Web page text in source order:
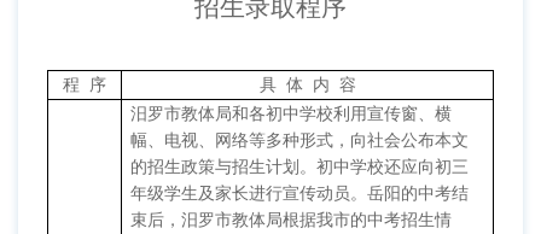
招生录取程序
程 序 具 体 内 容
汨罗市教体局和各初中学校利用宣传窗、横
幅、电视、网络等多种形式，向社会公布本文
的招生政策与招生计划。初中学校还应向初三
年级学生及家长进行宣传动员。岳阳的中考结
束后，汨罗市教体局根据我市的中考招生情